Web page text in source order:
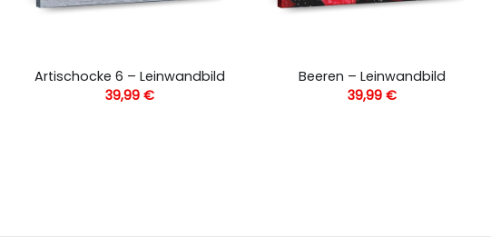
Artischocke 6 – Leinwandbild
39,99€
Beeren – Leinwandbild
39,99 €